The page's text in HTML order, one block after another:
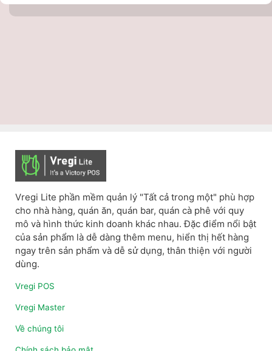
Vregi Lite phần mềm quản lý "Tất cả trong một" phù hợp
cho nhà hàng, quán ăn, quán bar, quán cà phê với quy
mô và hình thức kinh doanh khác nhau. Đặc điểm nổi bật
của sản phẩm là dễ dàng thêm menu, hiển thị hết hàng
ngay trên sản phẩm và dễ sử dụng, thân thiện với người
dùng.
Vregi POS
Vregi Master
Về chúng tôi